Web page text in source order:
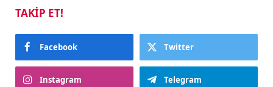
TAKIP ET!
Facebook Twitter
Instagram Telegram